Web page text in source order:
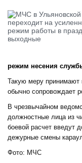
режим несения
Такую меру принимают
обычно сопровождает
В чрезвычайном
должностные лица из
боевой расчет введут
дежурные смены
Фото: МЧС